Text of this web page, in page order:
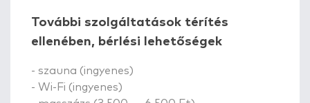
További szolgáltatások térítés
ellenében, bérlési lehetőségek
- szauna (ingyenes)
- Wi-Fi (ingyenes)